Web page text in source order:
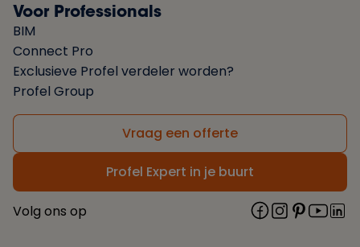
Voor Professionals
BIM
Connect Pro
Exclusieve Profel verdeler worden?
Profel Group
Vraag een offerte
Profel Expert in je buurt
Volg ons op